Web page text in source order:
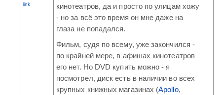
link
кинотеатров, да и просто по улицам хожу
- но за всё это время он мне даже на
глаза не попадался.
Фильм, судя по всему, уже закончился -
по крайней мере, в афишах кинотеатров
его нет. Но DVD купить можно - я
посмотрел, диск есть в наличии во всех
крупных книжных магазинах (Apollo,